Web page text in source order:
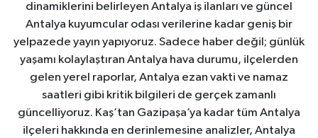
dinamiklerini belirleyen Antalya iş ilanları ve güncel
Antalya kuyumcular odası verilerine kadar geniş bir
yelpazede yayın yapıyoruz. Sadece haber değil; günlük
yaşamı kolaylaştıran Antalya hava durumu, ilçelerden
gelen yerel raporlar, Antalya ezan vakti ve namaz
saatleri gibi kritik bilgileri de gerçek zamanlı
güncelliyoruz. Kaş’tan Gazipaşa’ya kadar tüm Antalya
ilçeleri hakkında en derinlemesine analizler, Antalya